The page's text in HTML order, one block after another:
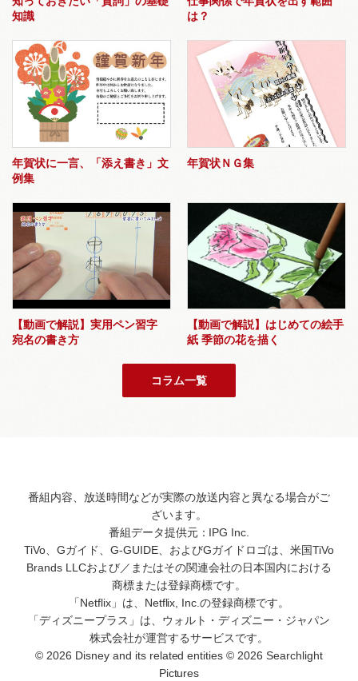
知識
は？
年賀状に一言、「添え書き」文
例集
年賀状ＮＧ集
【動画で解説】実用ペン習字
宛名の書き方
【動画で解説】はじめての絵手
紙 季節の花を描く
コラム一覧
番組内容、放送時間などが実際の放送内容と異なる場合がご
ざいます。
番組データ提供元：IPG Inc.
TiVo、Gガイド、G-GUIDE、およびGガイドロゴは、米国TiVo
Brands LLCおよび／またはその関連会社の日本国内における
商標または登録商標です。
「Netflix」は、Netflix, Inc.の登録商標です。
「ディズニープラス」は、ウォルト・ディズニー・ジャパン
株式会社が運営するサービスです。
© 2026 Disney and its related entities © 2026 Searchlight
Pictures